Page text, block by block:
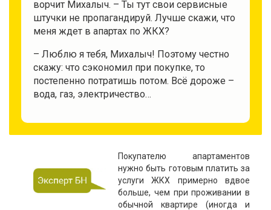
ворчит Михалыч. – Ты тут свои сервисные
штучки не пропагандируй. Лучше скажи, что
меня ждет в апартах по ЖКХ?
– Люблю я тебя, Михалыч! Поэтому честно
скажу: что сэкономил при покупке, то
постепенно потратишь потом. Всё дороже –
вода, газ, электричество…
Покупателю апартаментов
нужно быть готовым платить за
услуги ЖКХ примерно вдвое
больше, чем при проживании в
обычной квартире (иногда и